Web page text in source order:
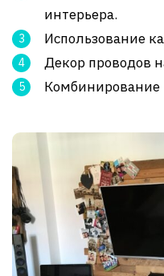
интерьера.
Использование
Декор проводов
Комбинирование